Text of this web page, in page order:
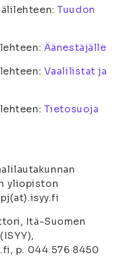
Tuudon
Äänestäjälle
Vaalilistat ja
Tietosuoja
yliopiston
Itä-Suomen
p. 044 576 8450